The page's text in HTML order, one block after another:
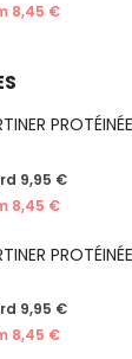
8,45 €
5
9,95 €
8,45 €
5
9,95 €
8,45 €